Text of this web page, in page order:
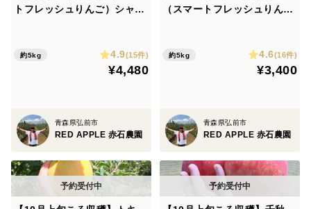
トフレッシュりんご）シャキ
約5kg 4.9(15件)
¥4,480
青森県弘前市
RED APPLE 赤石農園
（スマートフレッシュりん
約5kg 4.6(16件)
¥3,400
青森県弘前市
RED APPLE 赤石農園